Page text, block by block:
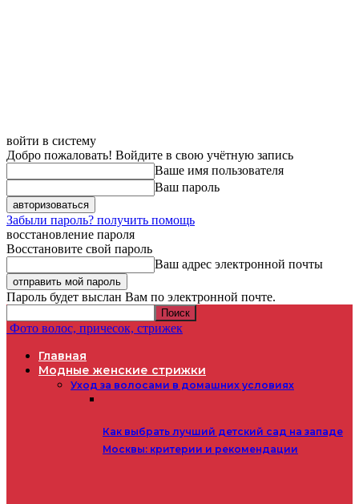
войти в систему
Добро пожаловать! Войдите в свою учётную запись
Ваше имя пользователя
Ваш пароль
Забыли пароль? получить помощь
восстановление пароля
Восстановите свой пароль
Ваш адрес электронной почты
Пароль будет выслан Вам по электронной почте.
Фото волос, причесок, стрижек
Главная
Модные женские стрижки
Уход за волосами в домашних условиях
Как выбрать лучший детский сад на западе
Москвы: критерии и рекомендации